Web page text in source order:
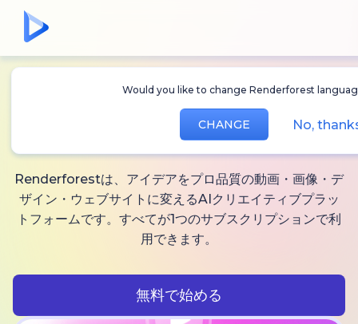
Would you like to change Renderforest
CHANGE No,
無制限に作れるAI動
画像と音声
Renderforestは、アイデアをプロ品質の動画・画像・デ
ザイン・ウェブサイトに変えるAIクリエイティブプラッ
トフォームです。すべてが1つのサブスクリプションで利
用できます。
無料で始める